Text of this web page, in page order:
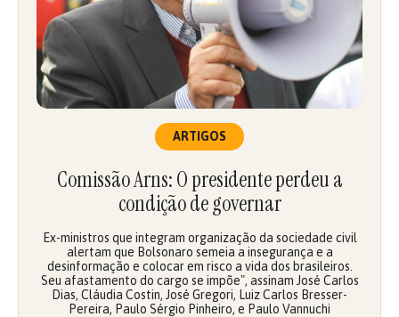
ARTIGOS
Comissão Arns: O presidente perdeu a
condição de governar
Ex-ministros que integram organização da sociedade civil
alertam que Bolsonaro semeia a insegurança e a
desinformação e colocar em risco a vida dos brasileiros.
Seu afastamento do cargo se impõe", assinam José Carlos
Dias, Cláudia Costin, José Gregori, Luiz Carlos Bresser-
Pereira, Paulo Sérgio Pinheiro, e Paulo Vannuchi